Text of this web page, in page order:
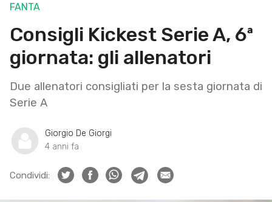
FANTA
Consigli Kickest Serie A, 6ª
giornata: gli allenatori
Due allenatori consigliati per la sesta giornata di
Serie A
Giorgio De Giorgi
4 anni fa
Condividi: